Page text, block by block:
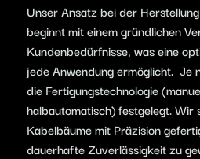
Unser Ansatz bei der
beginnt mit einem gründlichen
Kundenbedürfnisse, was eine
jede Anwendung ermöglicht. Je
die Fertigungstechnologie
halbautomatisch) festgelegt. Wir
Kabelbäume mit Präzision
dauerhafte Zuverlässigkeit zu